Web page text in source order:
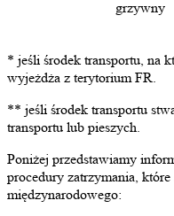
grzywny
* jeśli środek transportu, na
wyjeżdża z terytorium FR.
** jeśli środek transportu
transportu lub pieszych.
Poniżej przedstawiamy
procedury zatrzymania,
międzynarodowego: